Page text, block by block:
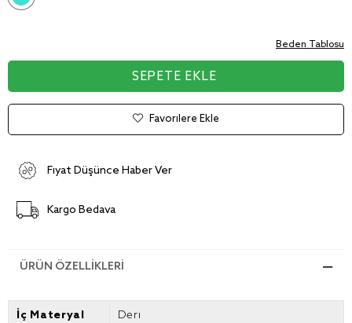
Beden Tablosu
Favorilere Ekle
Fiyat Düşünce Haber Ver
Kargo Bedava
ÜRÜN ÖZELLIKLERI
İç Materyal Deri